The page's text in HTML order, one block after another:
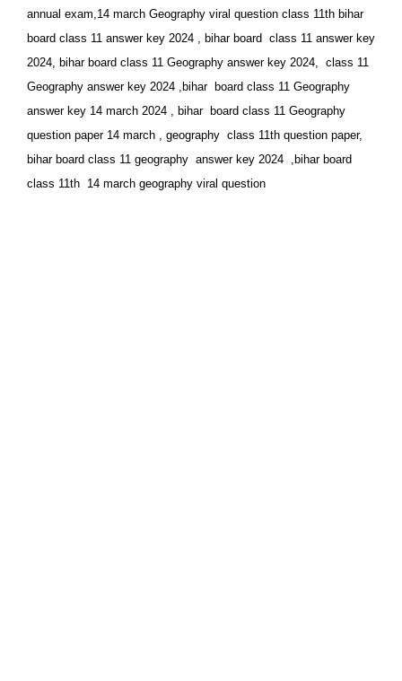
annual exam,14 march Geography viral question class 11th bihar
board class 11 answer key 2024 , bihar board class 11 answer key
2024, bihar board class 11 Geography answer key 2024, class 11
Geography answer key 2024 ,bihar board class 11 Geography
answer key 14 march 2024 , bihar board class 11 Geography
question paper 14 march , geography class 11th question paper,
bihar board class 11 geography answer key 2024 ,bihar board
class 11th 14 march geography viral question